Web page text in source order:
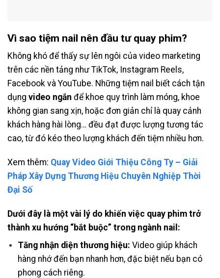
Vì sao tiệm nail nên đầu tư quay phim?
Không khó để thấy sự lên ngôi của video marketing
trên các nền tảng như TikTok, Instagram Reels,
Facebook và YouTube. Những tiệm nail biết cách tận
dụng video ngắn để khoe quy trình làm móng, khoe
không gian sang xịn, hoặc đơn giản chỉ là quay cảnh
khách hàng hài lòng… đều đạt được lượng tương tác
cao, từ đó kéo theo lượng khách đến tiệm nhiều hơn.
Xem thêm: Quay Video Giới Thiệu Công Ty – Giải
Pháp Xây Dựng Thương Hiệu Chuyên Nghiệp Thời
Đại Số
Dưới đây là một vài lý do khiến việc quay phim trở
thành xu hướng “bắt buộc” trong ngành nail:
Tăng nhận diện thương hiệu: Video giúp khách
hàng nhớ đến bạn nhanh hơn, đặc biệt nếu bạn có
phong cách riêng.